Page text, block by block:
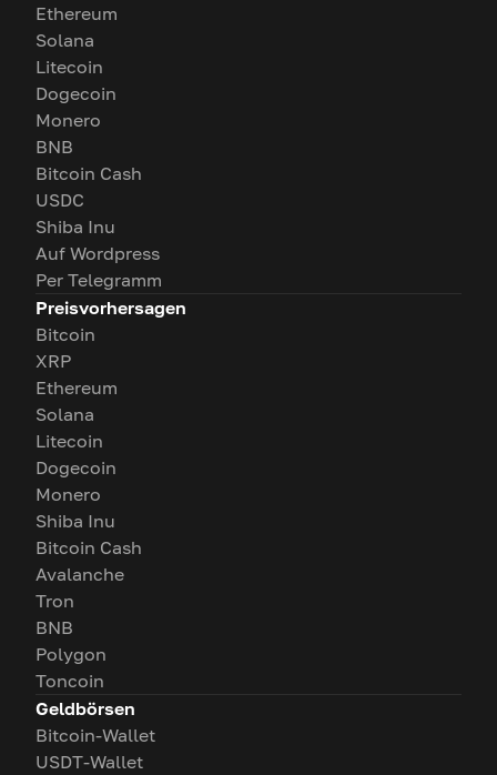
Ethereum
Solana
Litecoin
Dogecoin
Monero
BNB
Bitcoin Cash
USDC
Shiba Inu
Auf Wordpress
Per Telegramm
Preisvorhersagen
Bitcoin
XRP
Ethereum
Solana
Litecoin
Dogecoin
Monero
Shiba Inu
Bitcoin Cash
Avalanche
Tron
BNB
Polygon
Toncoin
Geldbörsen
Bitcoin-Wallet
USDT-Wallet